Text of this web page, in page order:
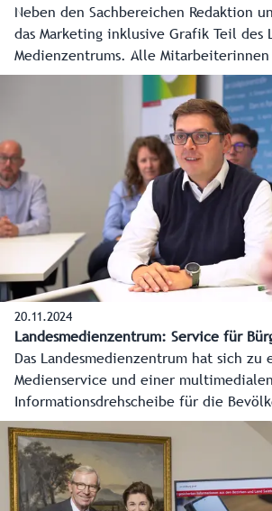
Neben den Sachbereichen Redaktion
das Marketing inklusive Grafik Teil des
Medienzentrums. Alle
arbeiten mit der Redaktion und dem
Hand. Zusätzlich zu den alltäglichen
wichtige Themen der
bewusstseinsbildende
Bundesland Salzburg durch das Landes-
umgesetzt. Im Auftrag der
Landesverwaltung wird dabei mit den
intensiv zusammen gearbeitet.
20.11.2024
Landesmedienzentrum: Service für
Das Landesmedienzentrum hat sich zu
Medienservice und einer multimedialen
Informationsdrehscheibe für die
entwickelt. Damit sind die
jederzeit gesichert, verlässlich und
Das alles in Krisenzeiten, bei Wahlen
Ereignissen in Salzburg, aber auch im